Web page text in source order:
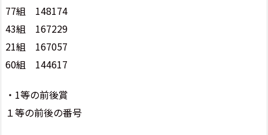
77組 148174
43組 167229
21組 167057
60組 144617
・1等の前後賞
１等の前後の番号